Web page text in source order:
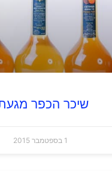
שיכר הכפר
1 בספטמבר 2015